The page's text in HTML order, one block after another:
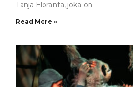
Tanja Eloranta, joka on
Read More »